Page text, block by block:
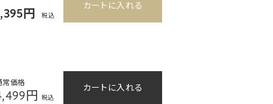
円 税込
カートに入れる
常価格
円 税込
カートに入れる